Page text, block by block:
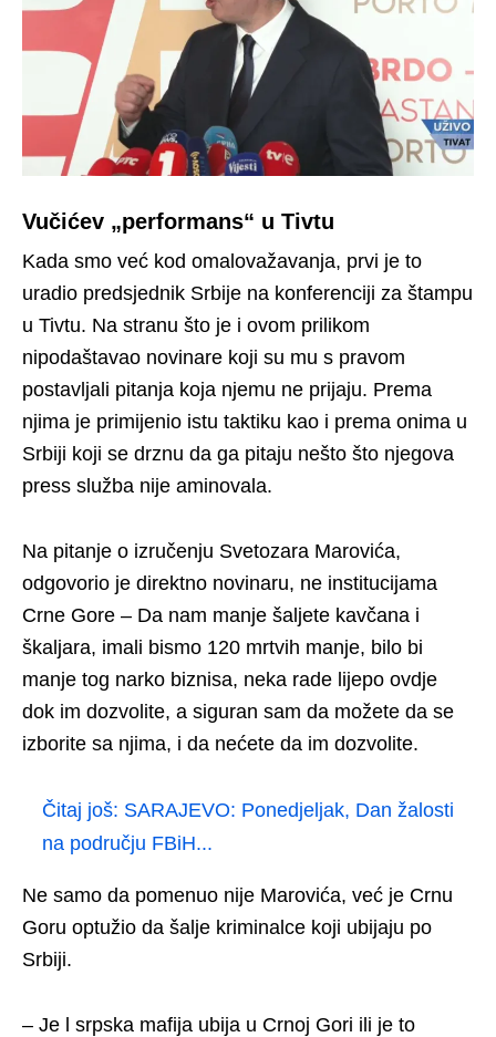
Vučićev „performans“ u Tivtu
Kada smo već kod omalovažavanja, prvi je to
uradio predsjednik Srbije na konferenciji za štampu
u Tivtu. Na stranu što je i ovom prilikom
nipodaštavao novinare koji su mu s pravom
postavljali pitanja koja njemu ne prijaju. Prema
njima je primijenio istu taktiku kao i prema onima u
Srbiji koji se drznu da ga pitaju nešto što njegova
press služba nije aminovala.
Na pitanje o izručenju Svetozara Marovića,
odgovorio je direktno novinaru, ne institucijama
Crne Gore – Da nam manje šaljete kavčana i
škaljara, imali bismo 120 mrtvih manje, bilo bi
manje tog narko biznisa, neka rade lijepo ovdje
dok im dozvolite, a siguran sam da možete da se
izborite sa njima, i da nećete da im dozvolite.
Čitaj još: SARAJEVO: Ponedjeljak, Dan žalosti
na području FBiH...
Ne samo da pomenuo nije Marovića, već je Crnu
Goru optužio da šalje kriminalce koji ubijaju po
Srbiji.
– Je l srpska mafija ubija u Crnoj Gori ili je to